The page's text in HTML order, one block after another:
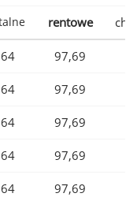
rentowe
97,69
97,69
97,69
97,69
97,69